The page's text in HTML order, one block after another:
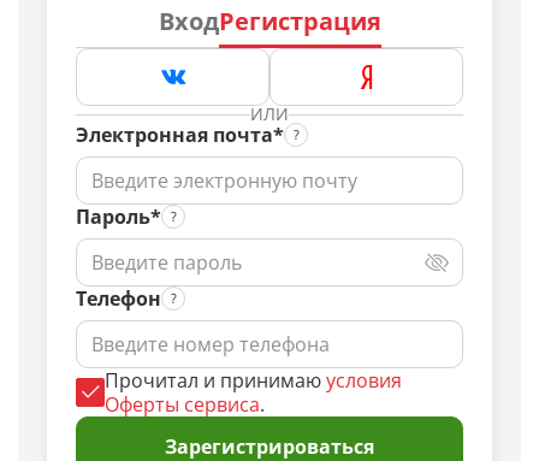
ВходРегистрация
ИЛИ
Электронная почта*
Пароль*
Телефон
Прочитал и принимаюусловия
Оферты сервиса.
Зарегистрироваться